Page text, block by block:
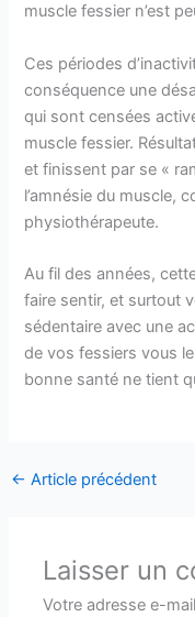
muscle fessier n’est
Ces périodes
conséquence une
qui sont censées
muscle fessier.
et finissent par se «
l’amnésie du muscle,
physiothérapeute.
Au fil des années,
faire sentir, et surtout
sédentaire avec une
de vos fessiers vous
bonne santé ne tient
← Article précédent
Laisser un
Votre adresse e-